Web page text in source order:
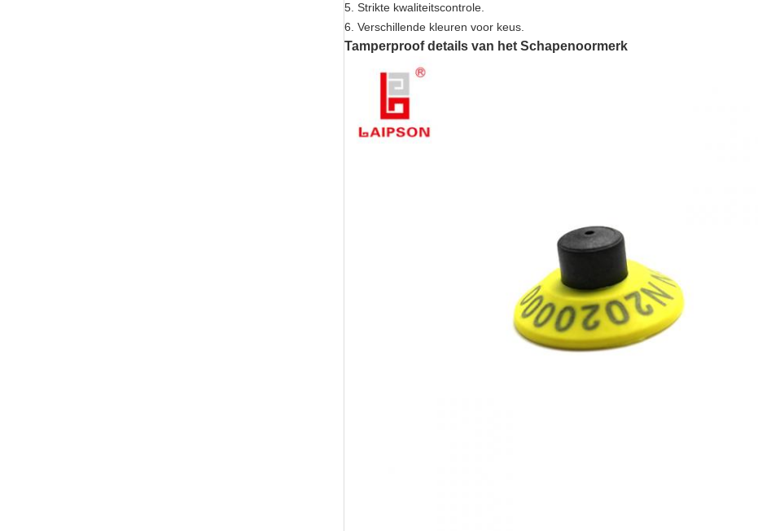
5. Strikte kwaliteitscontrole.
6. Verschillende kleuren voor keus.
Tamperproof details van het Schapenoormerk